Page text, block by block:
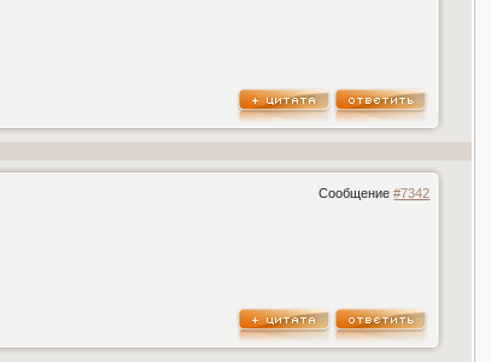
Сообщение#7342